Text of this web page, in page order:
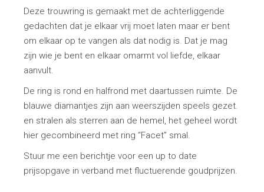
Deze trouwring is gemaakt met de achterliggende
gedachten dat je elkaar vrij moet laten maar er bent
om elkaar op te vangen als dat nodig is. Dat je mag
zijn wie je bent en elkaar omarmt vol liefde, elkaar
aanvult.
De ring is rond en halfrond met daartussen ruimte. De
blauwe diamantjes zijn aan weerszijden speels gezet.
en stralen als sterren aan de hemel, het geheel wordt
hier gecombineerd met ring “Facet” smal.
Stuur me een berichtje voor een up to date
prijsopgave in verband met fluctuerende goudprijzen.